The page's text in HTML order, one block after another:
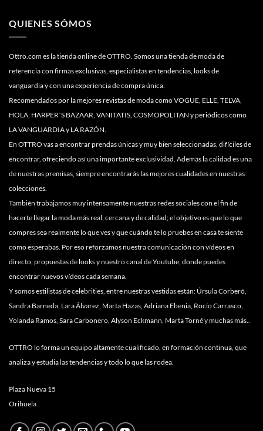
QUIENES SÓMOS
Ottro.com es la tienda online de OTTRO. Somos una tienda de moda de
referencia con firmas exclusivas, especialistas en tendencias, looks de
vanguardia y con una experiencia de compra única.
Recomendados por la mejores revistas de moda como VOGUE, ELLE, TELVA,
HOLA, HARPER´S BAZAAR, VANITATIS, COSMOPOLITAN y periódicos como
LA VANGUARDIA y LA RAZÓN.
En OTTRO vas a encontrar prendas únicas y muy bien seleccionadas, difíciles de
encontrar, ofreciendo así una importante exclusividad. Además la calidad es una
de nuestras premisas, siempre encontrarás las mejores cualidades en nuestras
colecciones.
También trabajamos muy intensamente nuestras redes sociales con el fin de
hacerte llegar la moda más real, cercana y de calidad; el objetivo es que lo que
compres sea realmente lo que ves y que cuándo te lo pruebes en casa te siente
como esperabas. Por eso reforzamos nuestra comunicación con vídeos en
directo, propuestas de looks y nuestro canal de Youtube, donde puedes
encontrar nuevos vídeos cada semana.
Y somos estilistas de celebrities, entre nuestras vestidas están: Úrsula Corberó,
Sandra Barneda, Lara Álvarez, Marta Hazas, Adriana Ebenia, Rocío Carrasco,
Yolanda Ramos, Sara Carbonero, Alyson Eckmann, Marta Torné y muchas más..
OTTRO lo forma un equipo altamente cualificado, en formación continua, que
analiza y estudia las tendencias y todo lo que las rodea.
Plaza Nueva 15
Orihuela